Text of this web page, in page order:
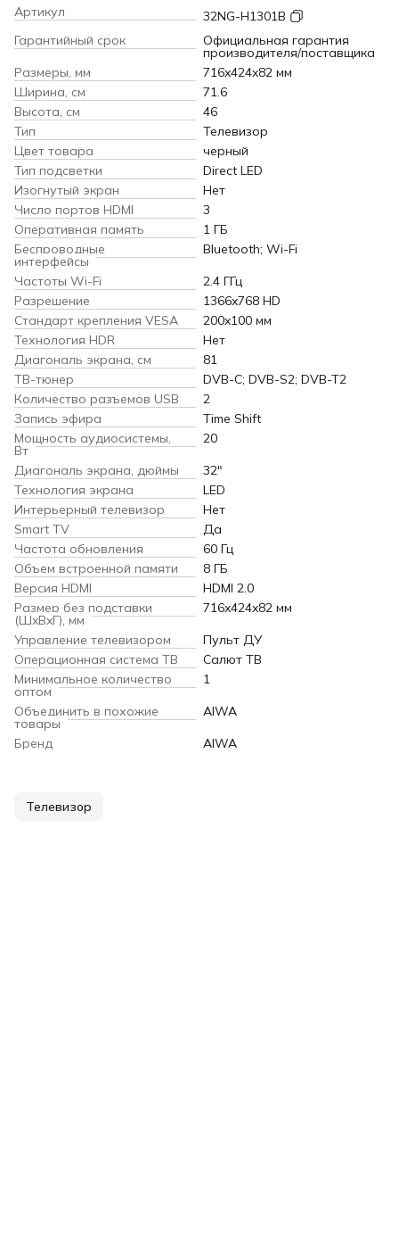
Артикул
32NG-H1301B
Гарантийный срок
Официальная гарантия
производителя/поставщика
Размеры, мм
716x424x82 мм
Ширина, см
71.6
Высота, см
46
Тип
Телевизор
Цвет товара
черный
Тип подсветки
Direct LED
Изогнутый экран
Нет
Число портов HDMI
3
Оперативная память
1 ГБ
Беспроводные
интерфейсы
Bluetooth; Wi-Fi
Частоты Wi-Fi
2.4 ГГц
Разрешение
1366x768 HD
Стандарт крепления VESA
200x100 мм
Технология HDR
Нет
Диагональ экрана, см
81
ТВ-тюнер
DVB-C; DVB-S2; DVB-T2
Количество разъемов USB
2
Запись эфира
Time Shift
Мощность аудиосистемы,
Вт
20
Диагональ экрана, дюймы
32″
Технология экрана
LED
Интерьерный телевизор
Нет
Smart TV
Да
Частота обновления
60 Гц
Объем встроенной памяти
8 ГБ
Версия HDMI
HDMI 2.0
Размер без подставки
(ШxВxГ), мм
716x424x82 мм
Управление телевизором
Пульт ДУ
Операционная система ТВ
Салют ТВ
Минимальное количество
оптом
1
Объединить в похожие
товары
AIWA
Бренд
AIWA
Телевизор